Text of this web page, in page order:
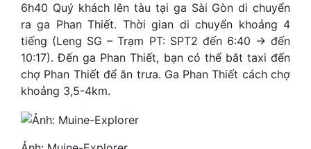
6h40 Quý khách lên tàu tại ga Sài Gòn di chuyển
ra ga Phan Thiết. Thời gian di chuyển khoảng 4
tiếng (Leng SG – Trạm PT: SPT2 đến 6:40 -> đến
10:17). Đến ga Phan Thiết, bạn có thể bắt taxi đến
chợ Phan Thiết để ăn trưa. Ga Phan Thiết cách chợ
khoảng 3,5-4km.